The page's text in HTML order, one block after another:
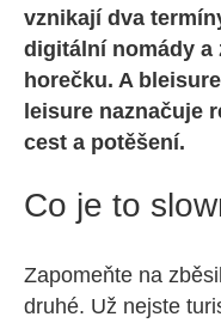
vznikají dva
digitální nomády a
horečku. A
leisure naznačuje
cest a potěšení.
Co je to
Zapomeňte na
druhé. Už nejste